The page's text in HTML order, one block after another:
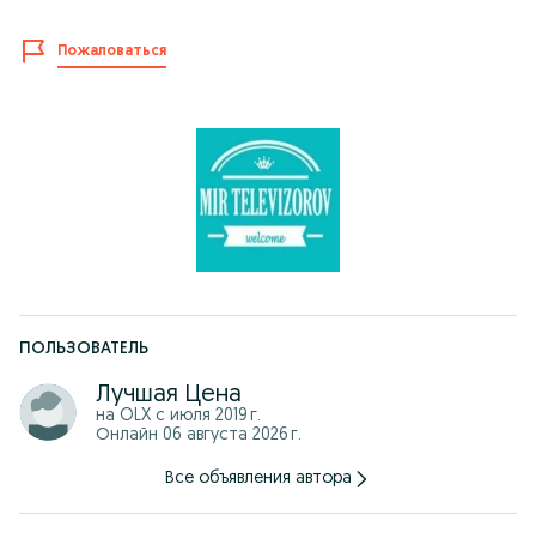
Пожаловаться
ПОЛЬЗОВАТЕЛЬ
Лучшая Цена
на OLX с июля 2019 г.
Онлайн 06 августа 2026 г.
Все объявления автора